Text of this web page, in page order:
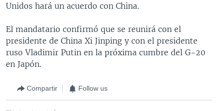
Unidos hará un acuerdo con China.
El mandatario confirmó que se reunirá con el
presidente de China Xi Jinping y con el presidente
ruso Vladimir Putin en la próxima cumbre del G-20
en Japón.
Compartir Follow us